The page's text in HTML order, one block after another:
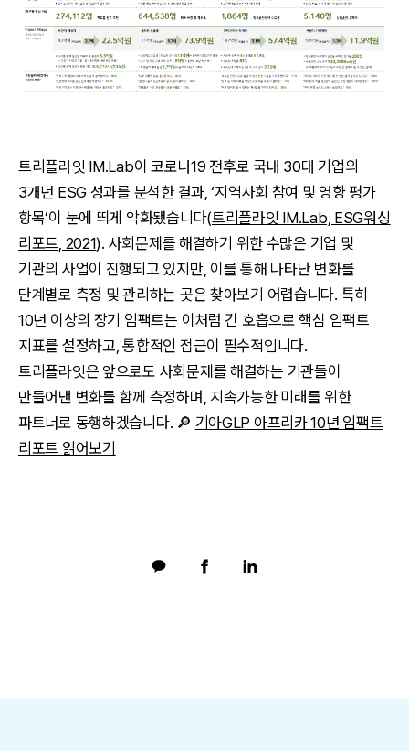
트리플라잇 IM.Lab이 코로나19 전후로 국내 30대 기업의
3개년 ESG 성과를 분석한 결과, ‘지역사회 참여 및 영향 평가
항목’이 눈에 띄게 악화됐습니다(트리플라잇 IM.Lab, ESG워싱
리포트, 2021). 사회문제를 해결하기 위한 수많은 기업 및
기관의 사업이 진행되고 있지만, 이를 통해 나타난 변화를
단계별로 측정 및 관리하는 곳은 찾아보기 어렵습니다. 특히
10년 이상의 장기 임팩트는 이처럼 긴 호흡으로 핵심 임팩트
지표를 설정하고, 통합적인 접근이 필수적입니다.
트리플라잇은 앞으로도 사회문제를 해결하는 기관들이
만들어낸 변화를 함께 측정하며, 지속가능한 미래를 위한
파트너로 동행하겠습니다. 🔎 기아GLP 아프리카 10년 임팩트
리포트 읽어보기